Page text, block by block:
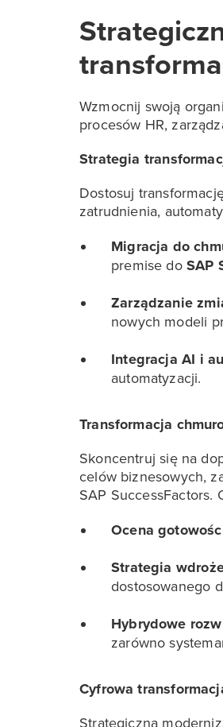
Wzmocnij swoją
procesów HR,
Strategia
Dostosuj
zatrudnienia,
Migracja do
premise do SAP
Zarządzanie
nowych modeli
Integracja AI i
automatyzacji.
Transformacja
Skoncentruj się na
celów biznesowych,
SAP SuccessFactors.
Ocena
Strategia
dostosowanego
Hybrydowe
zarówno
Cyfrowa
Strategiczna